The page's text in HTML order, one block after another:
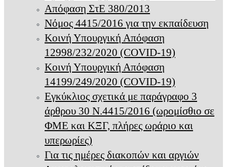
Απόφαση ΣτΕ 380/2013
Νόμος 4415/2016 για την εκπαίδευση
Κοινή Υπουργική Απόφαση
12998/232/2020 (COVID-19)
Κοινή Υπουργική Απόφαση
14199/249/2020 (COVID-19)
Εγκύκλιος σχετικά με παράγραφο 3
άρθρου 30 Ν.4415/2016 (ωρομίσθιο σε
ΦΜΕ και ΚΞΓ, πλήρες ωράριο και
υπερωρίες)
Για τις ημέρες διακοπών και αργιών